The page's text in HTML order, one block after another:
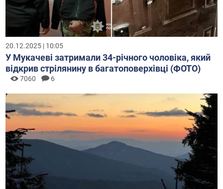
20.12.2025 | 10:05
У Мукачеві затримали 34-річного чоловіка, який
відкрив стрілянину в багатоповерхівці (ФОТО)
7060 6